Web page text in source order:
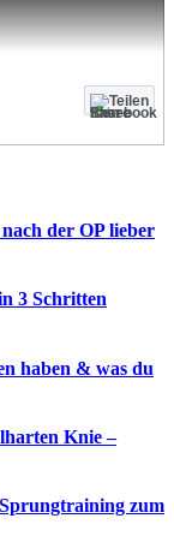
Teilen
der OP lieber
3 Schritten
haben & was du
Knie –
zum